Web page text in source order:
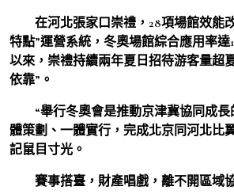
在河北張家口崇禮，28項場館效能
特點”運營系統，冬奧場館綜合應用率達
以來，崇禮持續兩年夏日招待游客量超
依靠”。
“舉行冬奧會是推動京津冀協同成
體策劃、一體實行，完成北京同河北比
記鼠目寸光。
賽事搭臺，財產唱戲，離不開區域